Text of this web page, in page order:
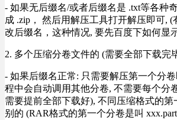
- 如果无后缀名/或者后缀名是 .txt等各种
成 .zip， 然后用解压工具打开解压即可,
改后缀名，这种情况, 要先百度下如何显
2. 多个压缩分卷文件的 (需要全部下载完
- 如果后缀名正常: 只需要解压第一个分
程中会自动调用其他分卷, 不需要每个分
需要提前全部下载好), 不同压缩格式的
别的 (RAR格式的第一个分卷是叫